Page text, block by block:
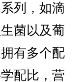
列，如滴
菌以及葡
有多个配
配比，营